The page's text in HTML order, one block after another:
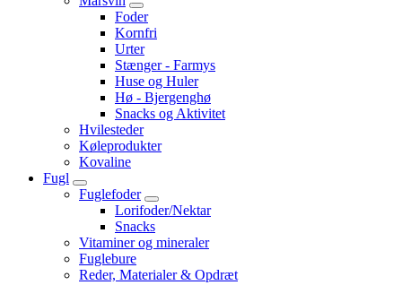
Foder
Kornfri
Urter
Stænger - Farmys
Huse og Huler
Hø - Bjergenghø
Snacks og Aktivitet
Hvilesteder
Køleprodukter
Kovaline
Fugl
Fuglefoder
Lorifoder/Nektar
Snacks
Vitaminer og mineraler
Fuglebure
Reder, Materialer & Opdræt